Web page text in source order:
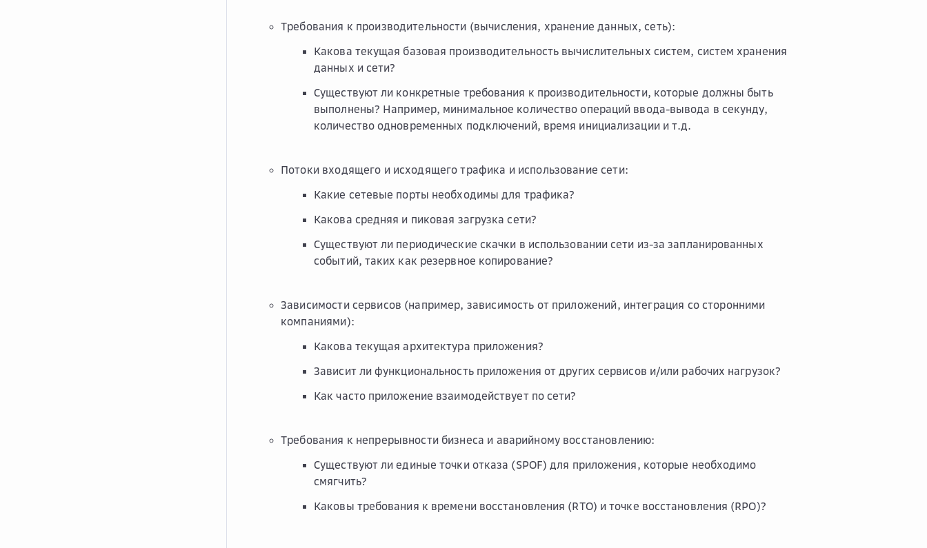
Требования к производительности (вычисления, хранение данных, сеть):
Какова текущая базовая производительность вычислительных систем, систем хранения
данных и сети?
Существуют ли конкретные требования к производительности, которые должны быть
выполнены? Например, минимальное количество операций ввода-вывода в секунду,
количество одновременных подключений, время инициализации и т.д.
Потоки входящего и исходящего трафика и использование сети:
Какие сетевые порты необходимы для трафика?
Какова средняя и пиковая загрузка сети?
Существуют ли периодические скачки в использовании сети из-за запланированных
событий, таких как резервное копирование?
Зависимости сервисов (например, зависимость от приложений, интеграция со сторонними
компаниями):
Какова текущая архитектура приложения?
Зависит ли функциональность приложения от других сервисов и/или рабочих нагрузок?
Как часто приложение взаимодействует по сети?
Требования к непрерывности бизнеса и аварийному восстановлению:
Существуют ли единые точки отказа (SPOF) для приложения, которые необходимо
смягчить?
Каковы требования к времени восстановления (RTO) и точке восстановления (RPO)?